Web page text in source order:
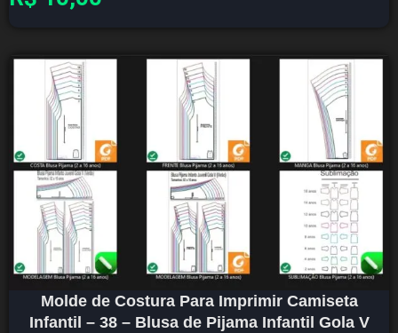
Molde de Costura Para Imprimir Camiseta
Infantil – 38 – Blusa de Pijama Infantil Gola V